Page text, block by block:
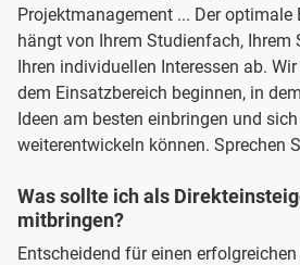
Projektmanagement ... Der optimale
hängt von Ihrem Studienfach, Ihrem
Ihren individuellen Interessen ab.
dem Einsatzbereich beginnen, in
Ideen am besten einbringen und
weiterentwickeln können. Sprechen
Was sollte ich als
mitbringen?
Entscheidend für einen